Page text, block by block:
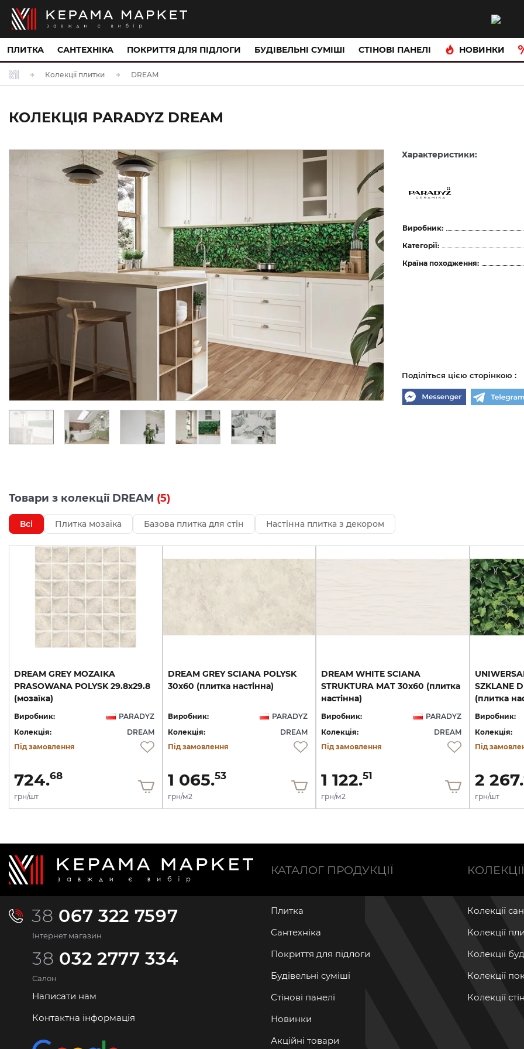
ПЛИТКА САНТЕХНІКА ПОКРИТТЯ ДЛЯ ПІДЛОГИ БУДІВЕЛЬНІ СУМІШІ CТІНОВІ ПАНЕЛІ НОВИНКИ
Колекції плитки DREAM
КОЛЕКЦІЯ PARADYZ DREAM
Характеристики:
Виробник:
Категорії:
Країна походження:
Поділіться цією сторінкою :
Товари з колекції DREAM (5)
Всі Плитка мозаїка Базова плитка для стін Настінна плитка з декором
DREAM GREY MOZAIKA
PRASOWANA POLYSK 29.8х29.8
(мозаїка)
Виробник:
PARADYZ
Колекція:
DREAM
Під замовлення
724.68
грн/шт
DREAM GREY SCIANA POLYSK
30х60 (плитка настінна)
Виробник:
PARADYZ
Колекція:
DREAM
Під замовлення
1 065.53
грн/м2
DREAM WHITE SCIANA
STRUKTURA MAT 30х60 (плитка
настінна)
Виробник:
PARADYZ
Колекція:
DREAM
Під замовлення
1 122.51
грн/м2
SZKLANE
(плитка
Виробник:
Колекція:
Під
2 267.
грн/шт
38 067 322 7597
Інтернет магазин
38 032 2777 334
Салон
Написати нам
Контактна інформація
КАТАЛОГ ПРОДУКЦІЇ
Плитка
Сантехніка
Покриття для підлоги
Будівельні суміші
Стінові панелі
Новинки
Акційні товари
КОЛЕКЦІЇ
Колекції
Колекції
Колекції
Колекції
Колекції